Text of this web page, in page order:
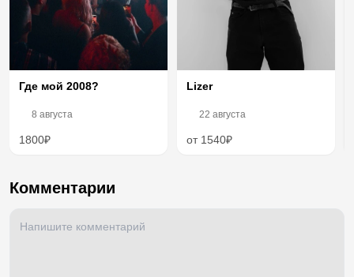
Где мой 2008?
8 августа
1800₽
Lizer
22 августа
от 1540₽
Комментарии